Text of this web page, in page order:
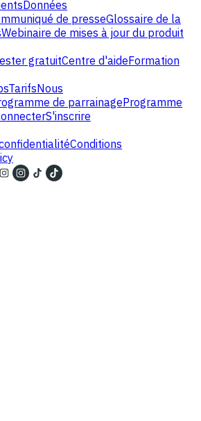
Données
de presseGlossaire de la
Webinaire de mises à jour du produit
gratuitCentre d'aideFormation
TarifsNous
de parrainageProgramme
S'inscrire
Conditions